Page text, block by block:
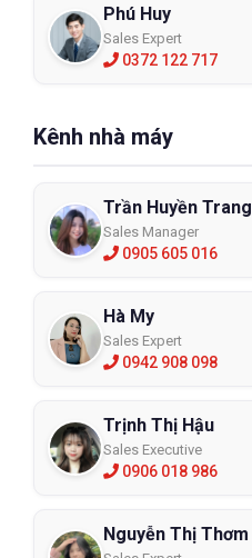
Phú Huy
Sales Expert
0372 122 717
Kênh nhà máy
Trần Huyền Trang
Sales Manager
0905 605 016
Hà My
Sales Expert
0942 908 098
Trịnh Thị Hậu
Sales Executive
0906 018 986
Nguyễn Thị Thơm